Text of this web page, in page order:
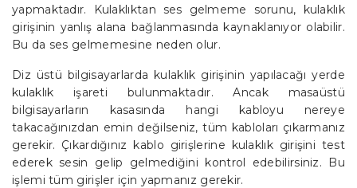
yapmaktadır. Kulaklıktan ses gelmeme sorunu, kulaklık
girişinin yanlış alana bağlanmasında kaynaklanıyor olabilir.
Bu da ses gelmemesine neden olur.
Diz üstü bilgisayarlarda kulaklık girişinin yapılacağı yerde
kulaklık işareti bulunmaktadır. Ancak masaüstü
bilgisayarların kasasında hangi kabloyu nereye
takacağınızdan emin değilseniz, tüm kabloları çıkarmanız
gerekir. Çıkardığınız kablo girişlerine kulaklık girişini test
ederek sesin gelip gelmediğini kontrol edebilirsiniz. Bu
işlemi tüm girişler için yapmanız gerekir.